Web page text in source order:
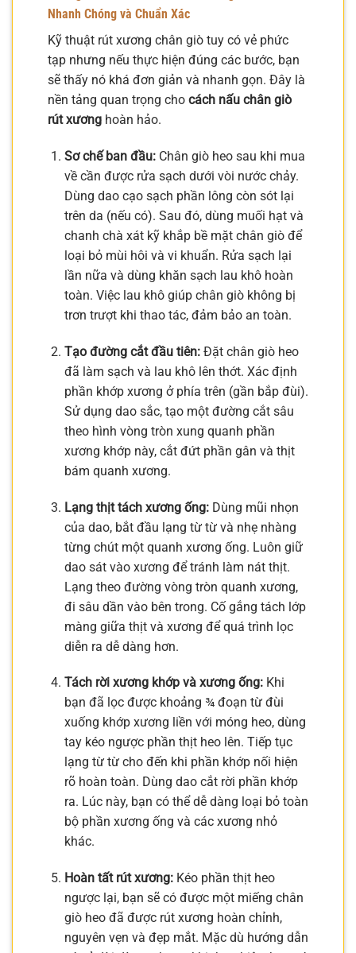
Nhanh Chóng và Chuẩn Xác
Kỹ thuật rút xương chân giò tuy có vẻ phức
tạp nhưng nếu thực hiện đúng các bước, bạn
sẽ thấy nó khá đơn giản và nhanh gọn. Đây là
nền tảng quan trọng cho cách nấu chân giò
rút xương hoàn hảo.
Sơ chế ban đầu:Chân giò heo sau khi mua
về cần được rửa sạch dưới vòi nước chảy.
Dùng dao cạo sạch phần lông còn sót lại
trên da (nếu có). Sau đó, dùng muối hạt và
chanh chà xát kỹ khắp bề mặt chân giò để
loại bỏ mùi hôi và vi khuẩn. Rửa sạch lại
lần nữa và dùng khăn sạch lau khô hoàn
toàn. Việc lau khô giúp chân giò không bị
trơn trượt khi thao tác, đảm bảo an toàn.
Tạo đường cắt đầu tiên:Đặt chân giò heo
đã làm sạch và lau khô lên thớt. Xác định
phần khớp xương ở phía trên (gần bắp đùi).
Sử dụng dao sắc, tạo một đường cắt sâu
theo hình vòng tròn xung quanh phần
xương khớp này, cắt đứt phần gân và thịt
bám quanh xương.
Lạng thịt tách xương ống:Dùng mũi nhọn
của dao, bắt đầu lạng từ từ và nhẹ nhàng
từng chút một quanh xương ống. Luôn giữ
dao sát vào xương để tránh làm nát thịt.
Lạng theo đường vòng tròn quanh xương,
đi sâu dần vào bên trong. Cố gắng tách lớp
màng giữa thịt và xương để quá trình lọc
diễn ra dễ dàng hơn.
Tách rời xương khớp và xương ống:Khi
bạn đã lọc được khoảng ¾ đoạn từ đùi
xuống khớp xương liền với móng heo, dùng
tay kéo ngược phần thịt heo lên. Tiếp tục
lạng từ từ cho đến khi phần khớp nối hiện
rõ hoàn toàn. Dùng dao cắt rời phần khớp
ra. Lúc này, bạn có thể dễ dàng loại bỏ toàn
bộ phần xương ống và các xương nhỏ
khác.
Hoàn tất rút xương:Kéo phần thịt heo
ngược lại, bạn sẽ có được một miếng chân
giò heo đã được rút xương hoàn chỉnh,
nguyên vẹn và đẹp mắt. Mặc dù hướng dẫn